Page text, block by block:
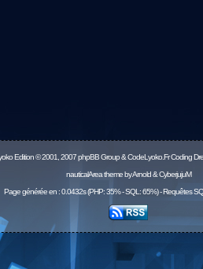
Edition © 2001, 2007 phpBB Group & CodeLyoko.Fr Coding
nauticalArea theme by Arnold & CyberjujuM
Page générée en : 0.0432s (PHP: 35% - SQL: 65%) - Requêtes